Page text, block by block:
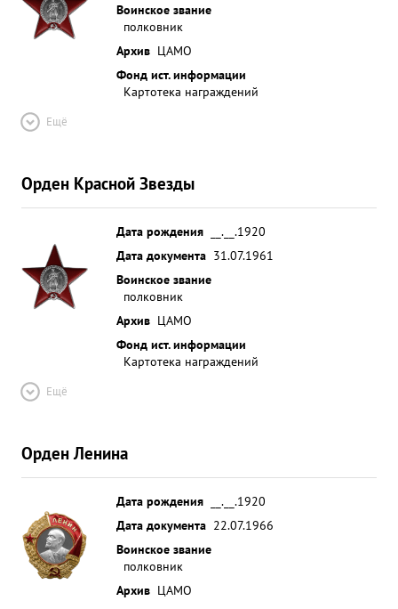
Воинское звание
полковник
Архив ЦАМО
Фонд ист. информации
Картотека награждений
Ещё
Орден Красной Звезды
Дата рождения
__.__.1920
Дата документа 31.07.1961
Воинское звание
полковник
Архив ЦАМО
Фонд ист. информации
Картотека награждений
Ещё
Орден Ленина
Дата рождения
__.__.1920
Дата документа 22.07.1966
Воинское звание
полковник
Архив ЦАМО